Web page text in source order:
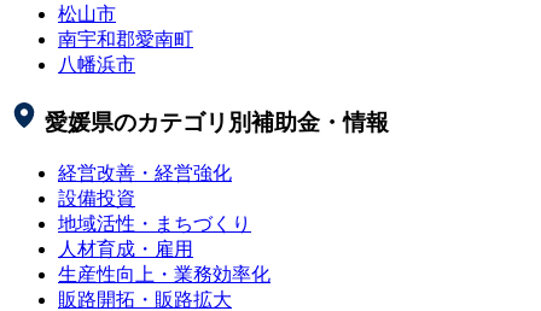
松山市
南宇和郡愛南町
八幡浜市
愛媛県のカテゴリ別補助金・情報
経営改善・経営強化
設備投資
地域活性・まちづくり
人材育成・雇用
生産性向上・業務効率化
販路開拓・販路拡大